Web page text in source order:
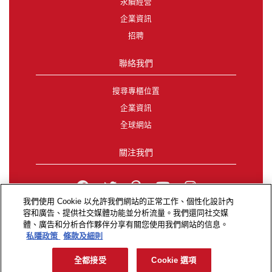
企業資訊
招聘
聯絡我們
搜尋專櫃位置
企業資訊
全球網站
關注我們
無障礙網頁|私隱政策|Exercise Your Privacy Rights
&©2026 Elizabeth Arden SEA (HK) Limited保留解釋權及
所有權利。
我們使用 Cookie 以允許我們網站的正常工作、個性化設計內
容和廣告、提供社交媒體功能並分析流量。我們還同社交媒
體、廣告和分析合作夥伴分享有關您使用我們網站的信息。
私隱政策
條款及細則
Cookie 選項
全都接受